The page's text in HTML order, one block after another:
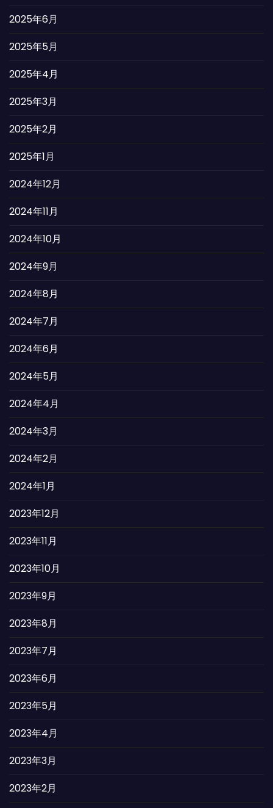
2025年6月
2025年5月
2025年4月
2025年3月
2025年2月
2025年1月
2024年12月
2024年11月
2024年10月
2024年9月
2024年8月
2024年7月
2024年6月
2024年5月
2024年4月
2024年3月
2024年2月
2024年1月
2023年12月
2023年11月
2023年10月
2023年9月
2023年8月
2023年7月
2023年6月
2023年5月
2023年4月
2023年3月
2023年2月